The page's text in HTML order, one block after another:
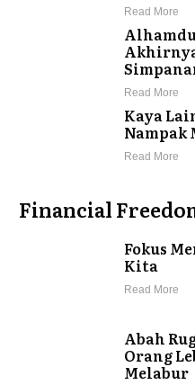
Read More
Read More
Kaya
Nampak
Read More
Financial
Fokus
Kita
Read More
Abah
Orang
Melabur